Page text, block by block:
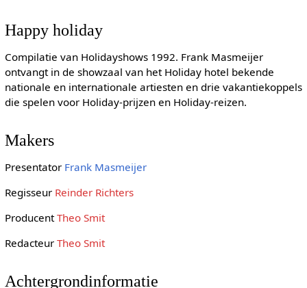
Happy holiday
Compilatie van Holidayshows 1992. Frank Masmeijer
ontvangt in de showzaal van het Holiday hotel bekende
nationale en internationale artiesten en drie vakantiekoppels
die spelen voor Holiday-prijzen en Holiday-reizen.
Makers
Presentator Frank Masmeijer
Regisseur Reinder Richters
ProducentTheo Smit
Redacteur Theo Smit
Achtergrondinformatie